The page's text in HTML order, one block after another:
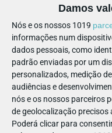
Damos
Nós e os nossos 1019
informações num
dados pessoais, como
padrão enviadas por um
personalizados, medição
audiências e
nós e os nossos parceiros
de geolocalização
Poderá clicar para